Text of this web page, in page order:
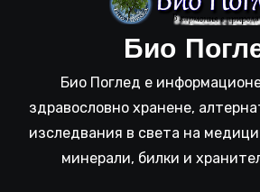
Био
Био Поглед е
здравословно хранене,
изследвания в света на
минерали, билки и